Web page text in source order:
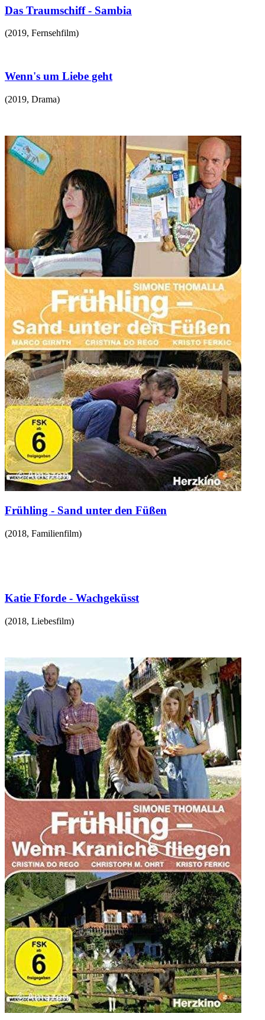
Das Traumschiff - Sambia
(2019, Fernsehfilm)
Wenn's um Liebe geht
(2019, Drama)
Frühling - Sand unter den Füßen
(2018, Familienfilm)
Katie Fforde - Wachgeküsst
(2018, Liebesfilm)